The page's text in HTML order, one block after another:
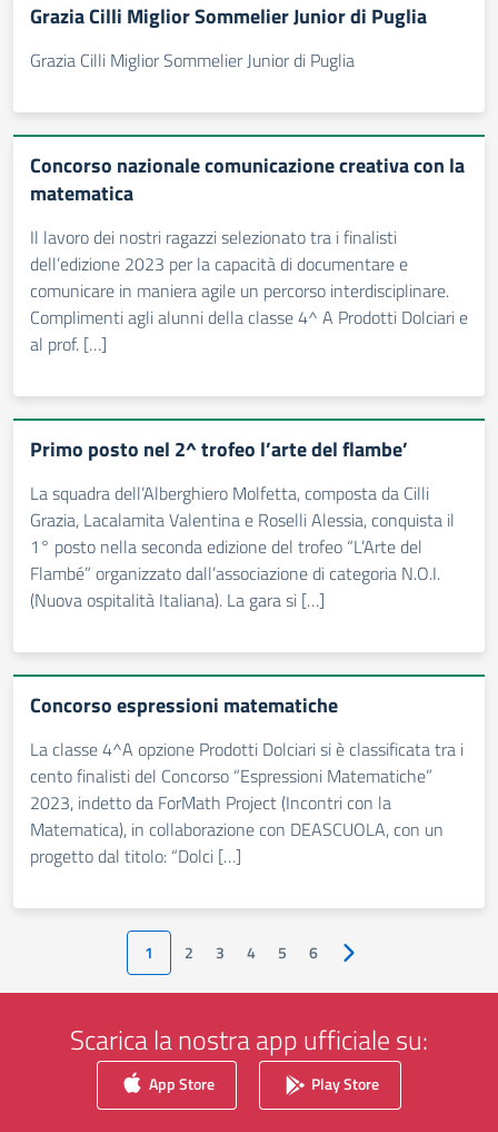
Grazia Cilli Miglior Sommelier Junior di Puglia
Grazia Cilli Miglior Sommelier Junior di Puglia
Concorso nazionale comunicazione creativa con la
matematica
Il lavoro dei nostri ragazzi selezionato tra i finalisti
dell’edizione 2023 per la capacità di documentare e
comunicare in maniera agile un percorso interdisciplinare.
Complimenti agli alunni della classe 4^ A Prodotti Dolciari e
al prof. […]
Primo posto nel 2^ trofeo l’arte del flambe’
La squadra dell’Alberghiero Molfetta, composta da Cilli
Grazia, Lacalamita Valentina e Roselli Alessia, conquista il
1° posto nella seconda edizione del trofeo “L’Arte del
Flambé” organizzato dall’associazione di categoria N.O.I.
(Nuova ospitalità Italiana). La gara si […]
Concorso espressioni matematiche
La classe 4^A opzione Prodotti Dolciari si è classificata tra i
cento finalisti del Concorso “Espressioni Matematiche”
2023, indetto da ForMath Project (Incontri con la
Matematica), in collaborazione con DEASCUOLA, con un
progetto dal titolo: “Dolci […]
1 2 3 4 5 6 Pagina successiva
Scarica la nostra app ufficiale su:
App Store Play Store